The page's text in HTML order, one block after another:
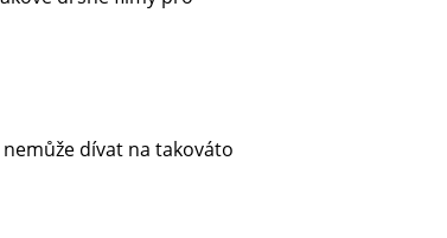
dívat na takováto